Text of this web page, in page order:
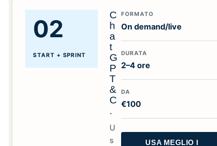
02
START + SPRINT
C
h
a
t
G
P
T
&
C
.
U
s
FORMATO
On demand/live
DURATA
2–4 ore
DA
€100
USA MEGLIO I